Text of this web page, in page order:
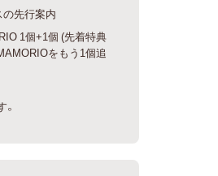
先行案内
1個+1個 (先着特典
をもう1個追